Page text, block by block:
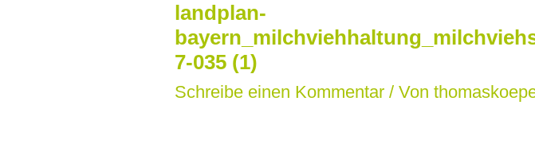
landplan-
7-035 (1)
Schreibe einen Kommentar / Von